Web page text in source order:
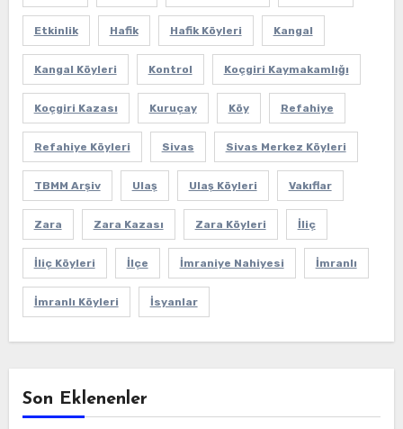
Etkinlik Hafik Hafik Köyleri Kangal
Kangal Köyleri Kontrol Koçgiri Kaymakamlığı
Koçgiri Kazası Kuruçay Köy Refahiye
Refahiye Köyleri Sivas Sivas Merkez Köyleri
TBMM Arşiv Ulaş Ulaş Köyleri Vakıflar
Zara Zara Kazası Zara Köyleri İliç
İliç Köyleri İlçe İmraniye Nahiyesi İmranlı
İmranlı Köyleri İsyanlar
Son Eklenenler